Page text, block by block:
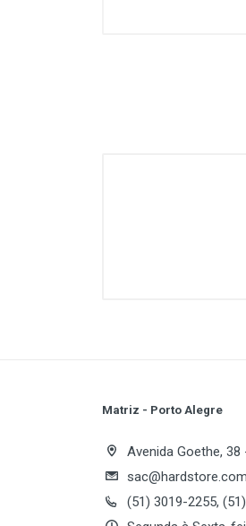
Review
Matriz - Porto Alegre
Avenida Goethe, 38
(51) 3019-2255,